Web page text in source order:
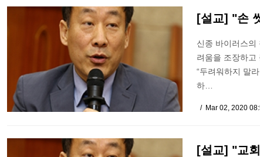
[설교] "손
신종 바이러스의
려움을 조장하고
“두려워하지 말
하…
Mar 02, 2020
[설교] "교